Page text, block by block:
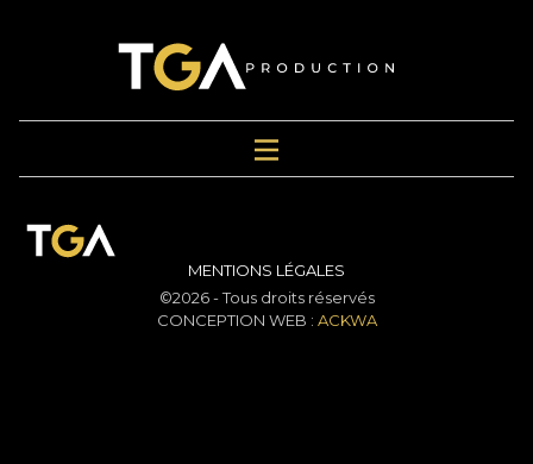
MENTIONS LÉGALES
©2026 - Tous droits réservés
CONCEPTION WEB : ACKWA